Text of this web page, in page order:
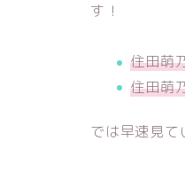
す！
住田萌
住田萌
では早速見